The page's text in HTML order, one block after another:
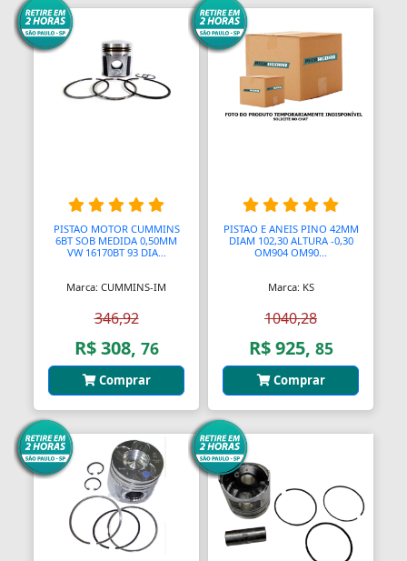
PISTAO MOTOR CUMMINS
6BT SOB MEDIDA 0,50MM
VW 16170BT 93 DIA...
Marca: CUMMINS-IM
346,92
R$ 308, 76
Comprar
PISTAO E ANEIS PINO 42MM
DIAM 102,30 ALTURA -0,30
OM904 OM90...
Marca: KS
1040,28
R$ 925, 85
Comprar